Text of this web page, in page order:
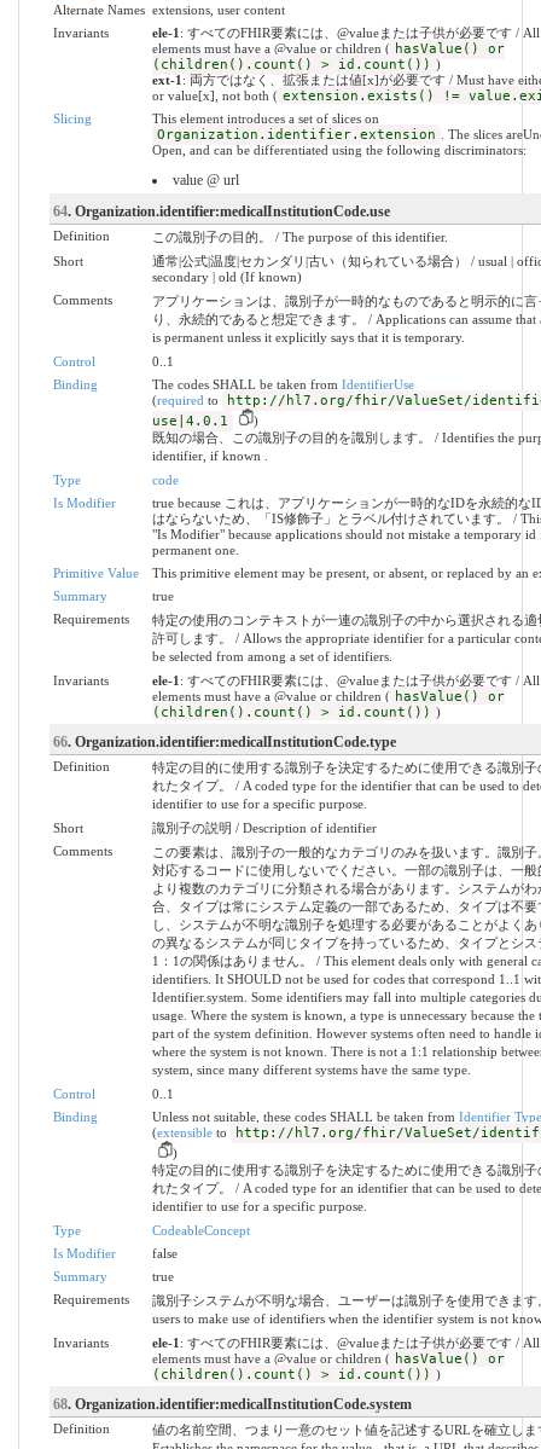
Alternate Names extensions, user content
Invariants
ele-1 : すべてのFHIR要素には、@valueまたは子供が必要です /
elements must have a @value or children ( hasValue() or
(children().count() > id.count()) )
ext-1 : 両方ではなく、拡張または値[x]が必要です / Must have
or value[x], not both ( extension.exists() !=
Slicing This element introduces a set of slices on
Organization.identifier.extension
. The slices
Open, and can be differentiated using the following discriminators:
value @ url
64. Organization.identifier:medicalInstitutionCode.use
Definition
この識別子の目的。 / The purpose of this identifier.
Short
通常|公式|温度|セカンダリ|古い（知られている場合） / usual |
secondary | old (If known)
Comments
アプリケーションは、識別子が一時的なものであると明示的に言
り、永続的であると想定できます。 / Applications can assume that
is permanent unless it explicitly says that it is temporary.
Control
0..1
Binding
The codes SHALL be taken from IdentifierUse
(required to
http://hl7.org/fhir/ValueSet/
use|4.0.1
)
既知の場合、この識別子の目的を識別します。 / Identifies the
identifier, if known .
Type
code
Is Modifier
true because これは、アプリケーションが一時的なIDを永続的な
はならないため、「IS修飾子」とラベル付けされています。 /
"Is Modifier" because applications should not mistake a temporary id
permanent one.
Primitive Value
This primitive element may be present, or absent, or replaced by an
Summary
true
Requirements
特定の使用のコンテキストが一連の識別子の中から選択される適
許可します。 / Allows the appropriate identifier for a particular
be selected from among a set of identifiers.
Invariants
ele-1 : すべてのFHIR要素には、@valueまたは子供が必要です /
elements must have a @value or children ( hasValue() or
(children().count() > id.count()) )
66. Organization.identifier:medicalInstitutionCode.type
Definition
特定の目的に使用する識別子を決定するために使用できる識別子
れたタイプ。 / A coded type for the identifier that can be used to
identifier to use for a specific purpose.
Short
識別子の説明 / Description of identifier
Comments
この要素は、識別子の一般的なカテゴリのみを扱います。識別
対応するコードに使用しないでください。一部の識別子は、一般
より複数のカテゴリに分類される場合があります。システムが
合、タイプは常にシステム定義の一部であるため、タイプは不要
し、システムが不明な識別子を処理する必要があることがよく
の異なるシステムが同じタイプを持っているため、タイプとシス
1：1の関係はありません。 / This element deals only with general
identifiers. It SHOULD not be used for codes that correspond 1..1
Identifier.system. Some identifiers may fall into multiple categories
usage. Where the system is known, a type is unnecessary because the
part of the system definition. However systems often need to handle
where the system is not known. There is not a 1:1 relationship
system, since many different systems have the same type.
Control
0..1
Binding
Unless not suitable, these codes SHALL be taken from Identifier
(extensibleto http://hl7.org/fhir/ValueSet/
)
特定の目的に使用する識別子を決定するために使用できる識別子
れたタイプ。 / A coded type for an identifier that can be used to
identifier to use for a specific purpose.
Type
CodeableConcept
Is Modifier
false
Summary
true
Requirements
識別子システムが不明な場合、ユーザーは識別子を使用できます
users to make use of identifiers when the identifier system is not
Invariants
ele-1 : すべてのFHIR要素には、@valueまたは子供が必要です /
elements must have a @value or children ( hasValue() or
(children().count() > id.count()) )
68. Organization.identifier:medicalInstitutionCode.system
Definition
値の名前空間、つまり一意のセット値を記述するURLを確立しま